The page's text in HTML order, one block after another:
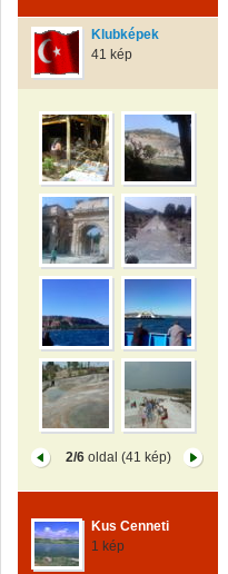
Klubképek
41 kép
2/6oldal (41 kép)
Kus Cenneti
1 kép